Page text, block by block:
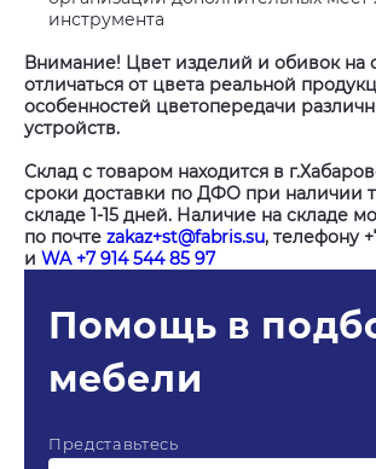
инструмента
Внимание! Цвет изделий и обивок на
отличаться от цвета реальной
особенностей цветопередачи
устройств.
Склад с товаром находится в
сроки доставки по ДФО при наличии
складе 1-15 дней. Наличие на складе
по почте zakaz+st@fabris.su, телефону
и WA +7 914 544 85 97
Помощь в
мебели
Представьтесь